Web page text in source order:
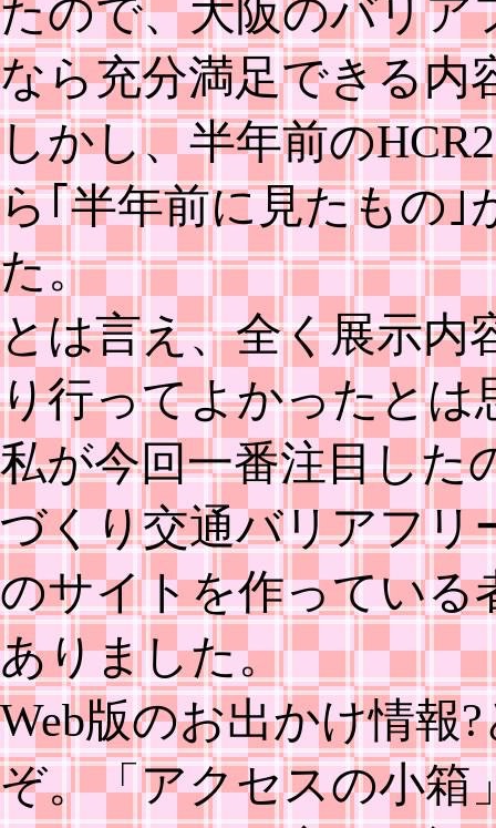
たので、大阪のバリア
なら充分満足できる内
しかし、半年前の
ら｢半年前に見たもの｣
た。
とは言え、全く展示内
り行ってよかったとは
私が今回一番注目した
づくり交通バリアフリ
のサイトを作っている
ありました。
Web版のお出かけ情報
ぞ。「アクセスの小箱